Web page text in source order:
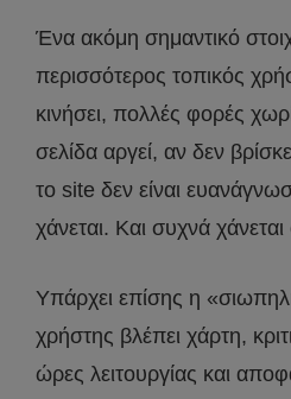
Ένα ακόμη σημαντικό
περισσότερος τοπικός
κινήσει, πολλές φορές
σελίδα αργεί, αν δεν
το site δεν είναι
χάνεται. Και συχνά χάνεται
Υπάρχει επίσης η
χρήστης βλέπει χάρτη,
ώρες λειτουργίας και